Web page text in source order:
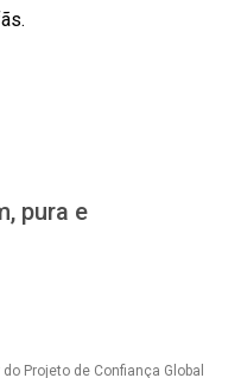
pura e
Projeto de Confiança Global